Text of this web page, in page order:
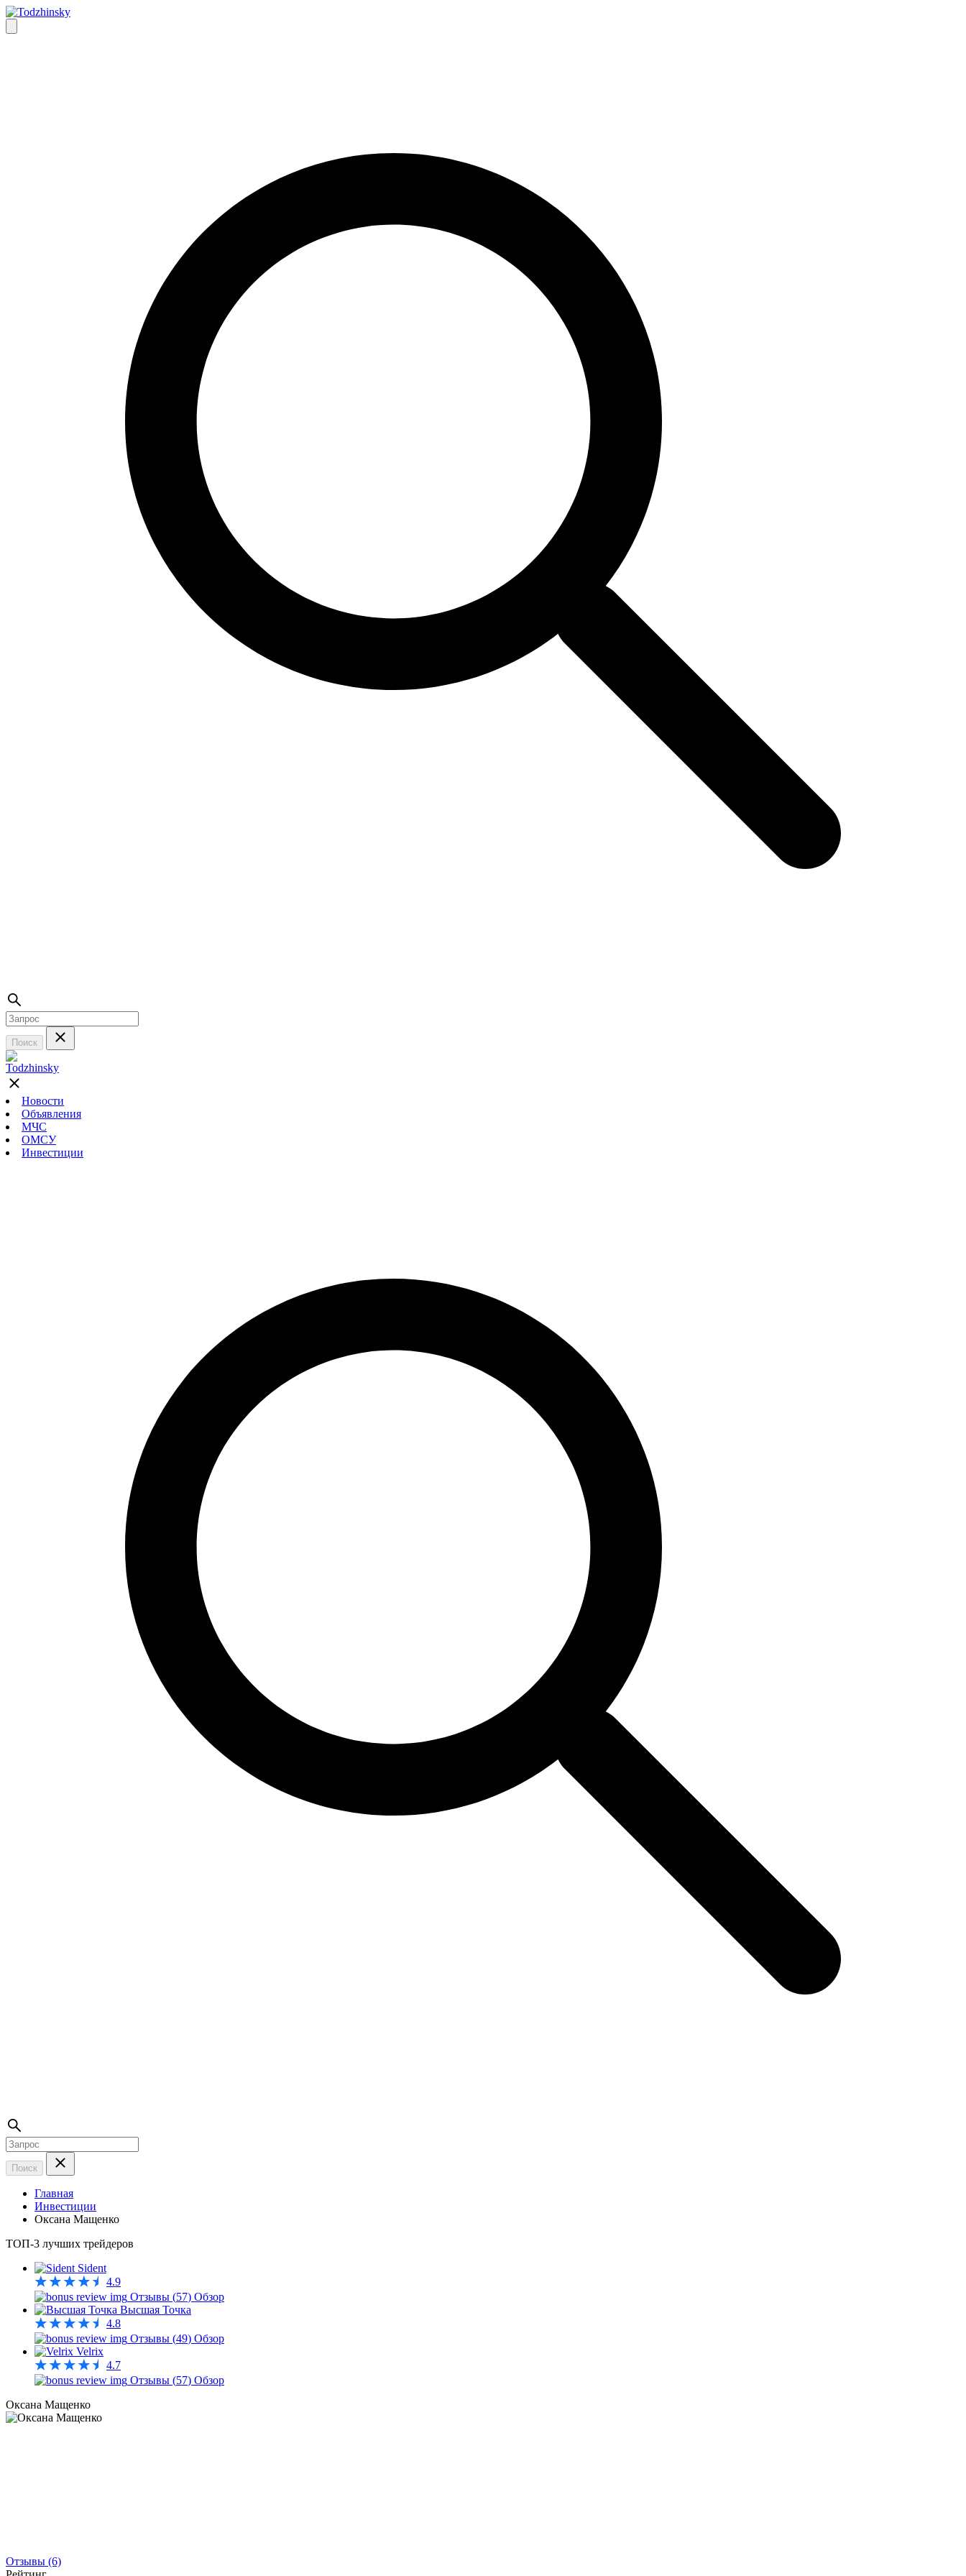
Поиск
Новости
Объявления
МЧС
ОМСУ
Инвестиции
Поиск
Главная
Инвестиции
Оксана Мащенко
ТОП-3 лучших трейдеров
Sident
4.9
Отзывы (57) Обзор
Высшая Точка
4.8
Отзывы (49) Обзор
Velrix
4.7
Отзывы (57) Обзор
Оксана Мащенко
Отзывы (6)